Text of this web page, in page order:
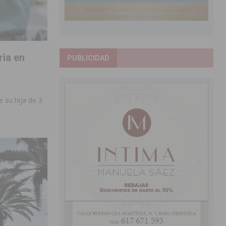
en
su hija de 3
PUBLICIDAD